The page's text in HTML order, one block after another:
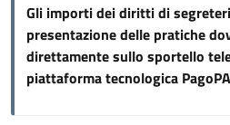
Gli importi dei diritti di
presentazione delle pratiche
direttamente sullo sportello
piattaforma tecnologica